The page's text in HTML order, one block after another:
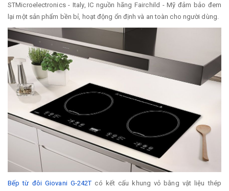
STMicroelectronics - Italy, IC nguồn hãng Fairchild - Mỹ đảm bảo đem
lại một sản phẩm bền bỉ, hoạt động ổn định và an toàn cho người dùng.
Bếp từ đôi Giovani G-242T có kết cấu khung vỏ bằng vật liệu thép